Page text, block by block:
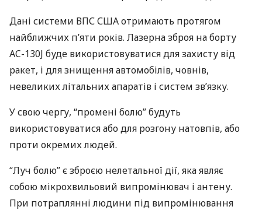
Дані системи ВПССШАотримають протягом
найближчих п’яти років. Лазерна зброя на борту
AC-130J буде використовуватися для захисту від
ракет, і для знищення автомобілів, човнів,
невеликих літальних апаратів і систем зв’язку.
У свою чергу, “промені болю” будуть
використовуватися або для розгону натовпів, або
проти окремих людей.
“Луч болю” є зброєю нелетальної дії, яка являє
собою мікрохвильовий випромінювач і антену.
При потраплянні людини під випромінювання